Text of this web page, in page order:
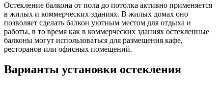
Остекление балкона от пола до потолка активно применяется
в жилых и коммерческих зданиях. В жилых домах оно
позволяет сделать балкон уютным местом для отдыха и
работы, в то время как в коммерческих зданиях остекленные
балконы могут использоваться для размещения кафе,
ресторанов или офисных помещений.
Варианты установки остекления